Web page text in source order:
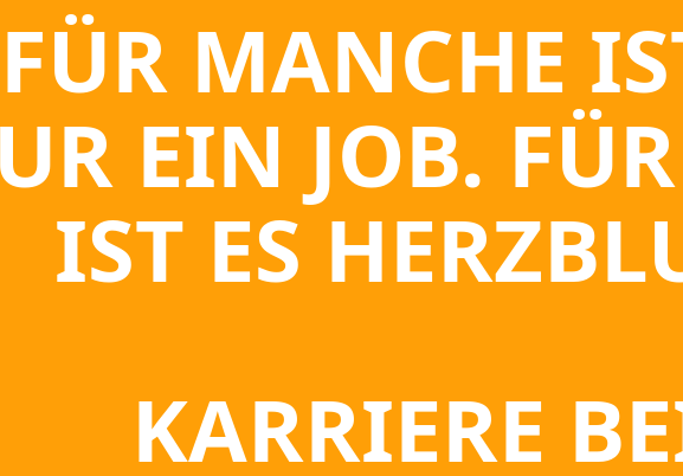
FÜR MANCHE
EIN JOB.
IST ES
KARRIERE